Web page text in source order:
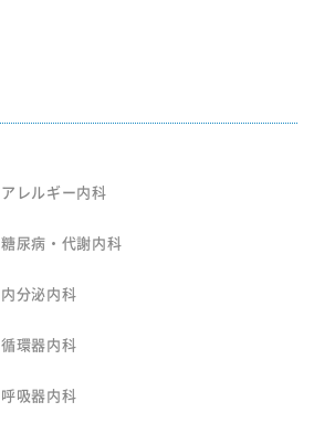
アレルギー内科
糖尿病・代謝内科
内分泌内科
循環器内科
呼吸器内科